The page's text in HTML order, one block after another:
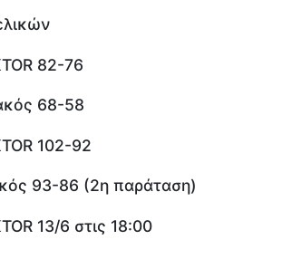
82-76
68-58
102-92
93-86 (2η παράταση)
13/6 στις 18:00